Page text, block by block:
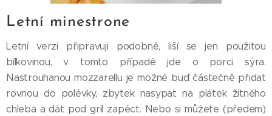
Letní minestrone
Letní verzi připravuji podobně, liší se jen použitou
bílkovinou, v tomto případě jde o porci sýra.
Nastrouhanou mozzarellu je možné buď částečně přidat
rovnou do polévky, zbytek nasypat na plátek žitného
chleba a dát pod gril zapéct. Nebo si můžete (předem)